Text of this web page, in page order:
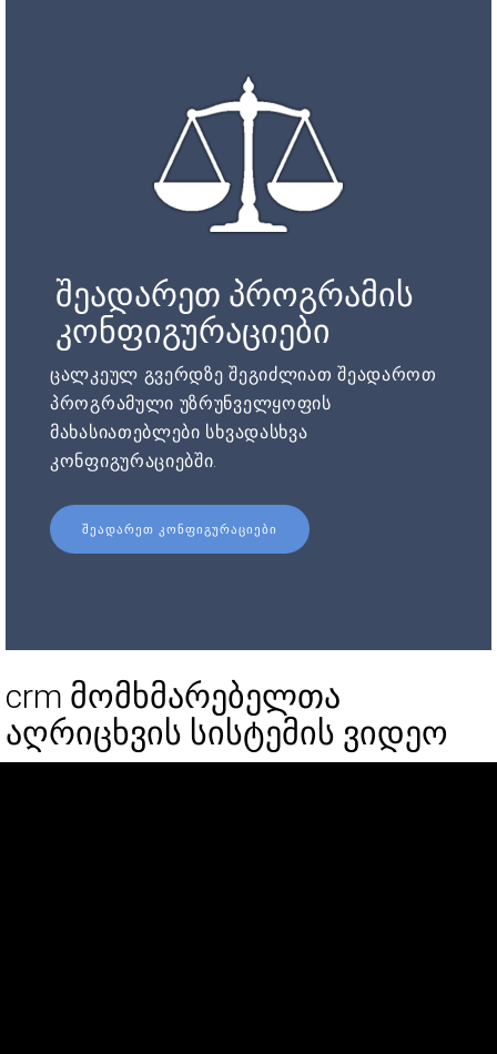
შეადარეთ პროგრამის
კონფიგურაციები
ცალკეულ გვერდზე შეგიძლიათ შეადაროთ
პროგრამული უზრუნველყოფის
მახასიათებლები სხვადასხვა
კონფიგურაციებში.
ᲨᲔᲐᲓᲐᲠᲔᲗ ᲙᲝᲜᲤᲘᲒᲣᲠᲐᲪᲘᲔᲑᲘ
crm მომხმარებელთა
აღრიცხვის სისტემის ვიდეო